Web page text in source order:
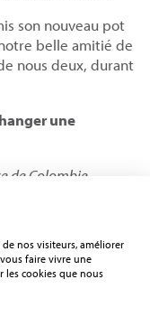
son nouveau pot
belle amitié de
nous deux, durant
une
de Colombie-
sur les bureaux
de la hausse de
(structures
l’article dans la
nos visiteurs, améliorer
faire vivre une
les cookies que nous